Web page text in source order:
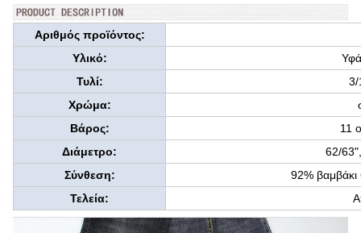
Αριθμός προϊόντος:
Υλικό:
Τυλί:
3/
Χρώμα:
Βάρος:
11
Διάμετρο:
62/
Σύνθεση:
92%
Τελεία: